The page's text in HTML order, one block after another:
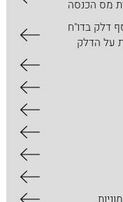
הכללת תוסף דלק בדו"ח
על הדלק